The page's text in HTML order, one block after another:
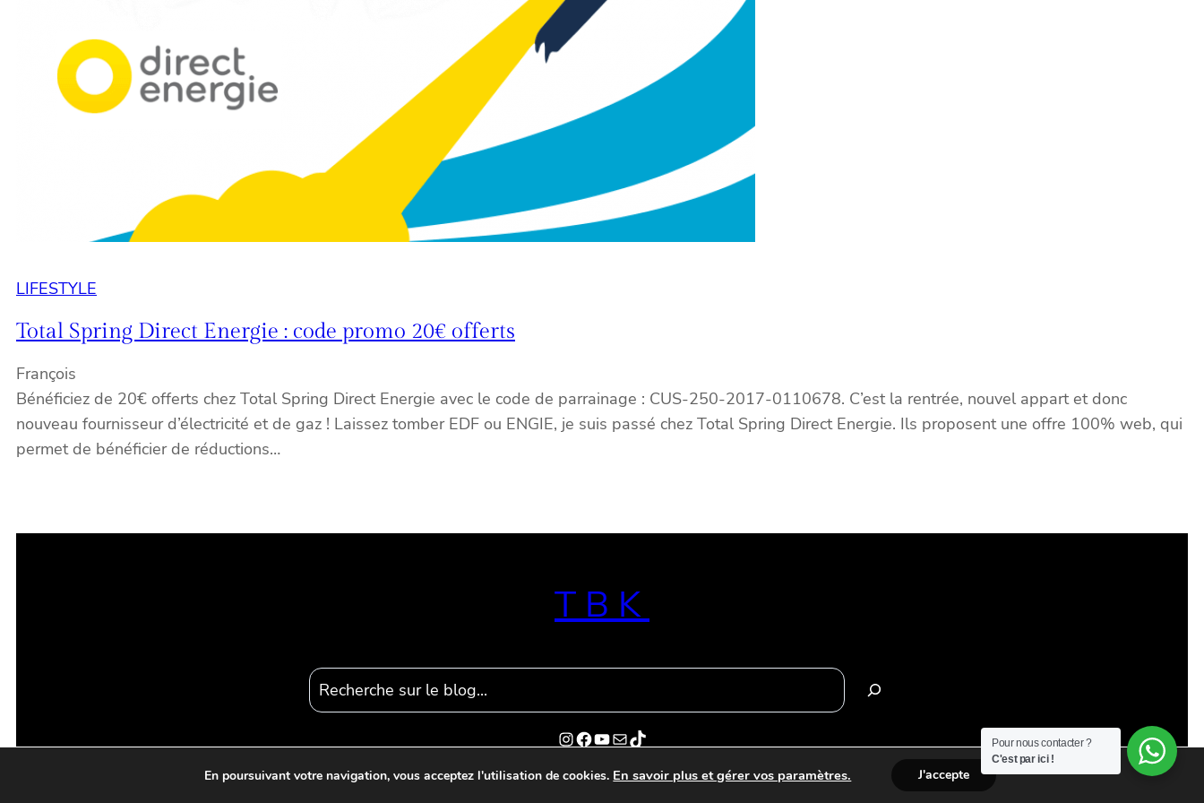
LIFESTYLE
Total Spring Direct Energie : code promo 20€ offerts
François
Bénéficiez de 20€ offerts chez Total Spring Direct Energie avec le code de parrainage : CUS-250-2017-0110678. C’est la rentrée, nouvel appart et donc
nouveau fournisseur d’électricité et de gaz ! Laissez tomber EDF ou ENGIE, je suis passé chez Total Spring Direct Energie. Ils proposent une offre 100% web, qui
permet de bénéficier de réductions…
TBK
h
InstagramFacebook YouTube E-mail TikTok
@Copyright 2015 – François Cortes
En poursuivant votre navigation, vous acceptez l'utilisation de cookies. En savoir plus et gérer vos paramètres. J'accepte
Pour nous contacter ?
C'est par ici !